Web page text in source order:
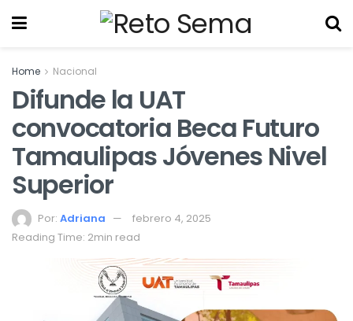
Home Nacional
Difunde la UAT
convocatoria Beca Futuro
Tamaulipas Jóvenes Nivel
Superior
Por: Adriana
febrero 4, 2025
Reading Time: 2min read